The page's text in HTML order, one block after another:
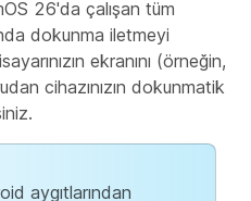
26'da çalışan tüm
dokunma iletmeyi
ekranını (örneğin,
cihazınızın dokunmatik
aygıtlarından